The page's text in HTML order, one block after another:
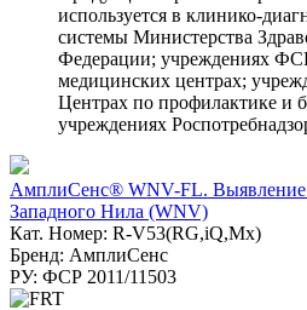
используется в клинико-
системы Министерства
Федерации; учреждениях
медицинских центрах;
Центрах по профилактике и
учреждениях
АмплиСенс® WNV-FL. Выявление
Западного Нила (WNV)
Кат. Номер: R-V53(RG,iQ,Mx)
Бренд: АмплиСенс
РУ: ФСР 2011/11503